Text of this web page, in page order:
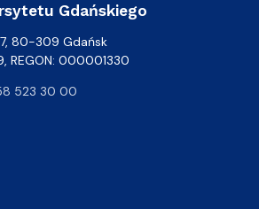
Gdańskiego
80-309 Gdańsk
000001330
523 30 00